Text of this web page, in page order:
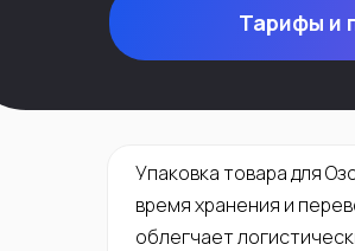
Тарифы и
Упаковка товара для
время хранения и
облегчает